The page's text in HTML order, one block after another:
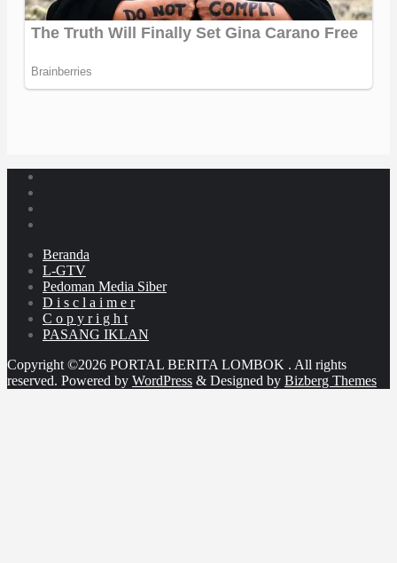
Beranda
L-GTV
Pedoman Media Siber
D i s c l a i m e r
C o p y r i g h t
PASANG IKLAN
Copyright ©2026 PORTAL BERITA LOMBOK . All rights
reserved. Powered by WordPress & Designed by Bizberg Themes